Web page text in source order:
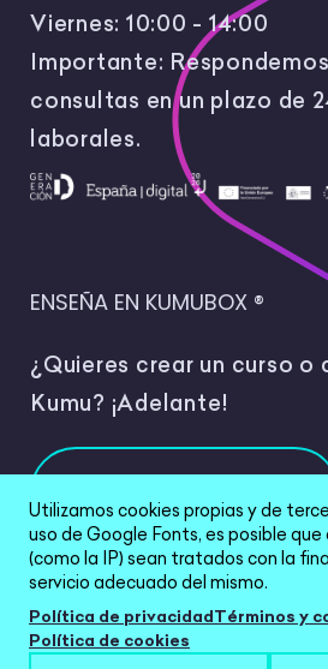
Viernes: 10:00 - 14:00
Importante:
consultas en un plazo de
laborales.
ENSEÑA EN KUMUBOX ®
¿Quieres crear un curso o
Kumu? ¡Adelante!
All Rights Reserved ©
privacidad|Términos y
Utilizamos cookies propias y de
uso de Google Fonts, es posible
(como la IP) sean tratados con la
servicio adecuado del mismo.
Política de privacidadTérminos y
Política de cookies